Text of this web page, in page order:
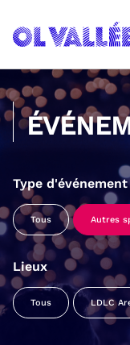
Type d'événement
Tous Autres
Lieux
Tous LDLC